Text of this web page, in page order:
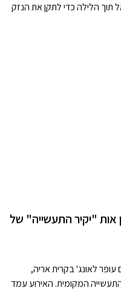
תוך הלילה כדי לתקן את הנזק
מתן אות "יקיר התעשייה" של
אתמול (28.7) במתחם עופר לאונג' בקרית אריה,
התעשייה המקומית. האירוע עמד